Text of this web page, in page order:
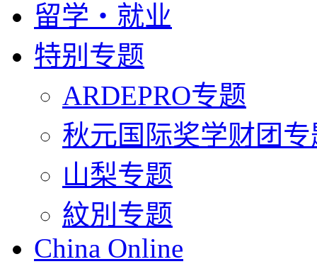
留学・就业
特别专题
ARDEPRO专题
秋元国际奖学财团专
山梨专题
紋別专题
China Online